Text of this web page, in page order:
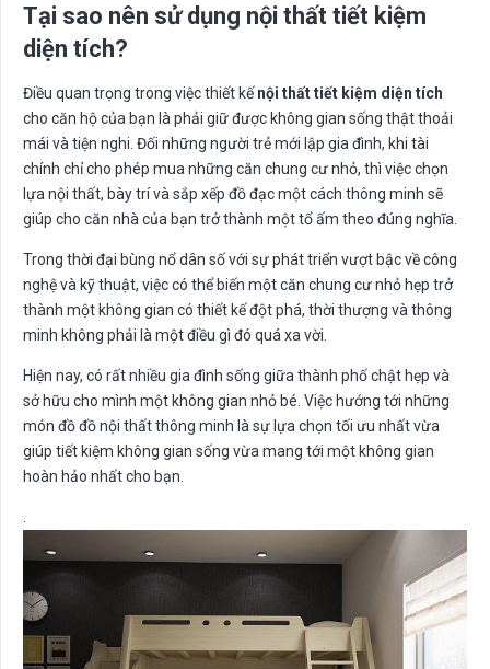
Tại sao nên sử dụng nội thất tiết kiệm
diện tích?
Điều quan trọng trong việc thiết kếnội thất tiết kiệm diện tích
cho căn hộ của bạn là phải giữ được không gian sống thật thoải
mái và tiện nghi. Đối những người trẻ mới lập gia đình, khi tài
chính chỉ cho phép mua những căn chung cư nhỏ, thì việc chọn
lựa nội thất, bày trí và sắp xếp đồ đạc một cách thông minh sẽ
giúp cho căn nhà của bạn trở thành một tổ ấm theo đúng nghĩa.
Trong thời đại bùng nổ dân số với sự phát triển vượt bậc về công
nghệ và kỹ thuật, việc có thể biến một căn chung cư nhỏ hẹp trở
thành một không gian có thiết kế đột phá, thời thượng và thông
minh không phải là một điều gì đó quá xa vời.
Hiện nay, có rất nhiều gia đình sống giữa thành phố chật hẹp và
sở hữu cho mình một không gian nhỏ bé. Việc hướng tới những
món đồ đồ nội thất thông minh là sự lựa chọn tối ưu nhất vừa
giúp tiết kiệm không gian sống vừa mang tới một không gian
hoàn hảo nhất cho bạn.